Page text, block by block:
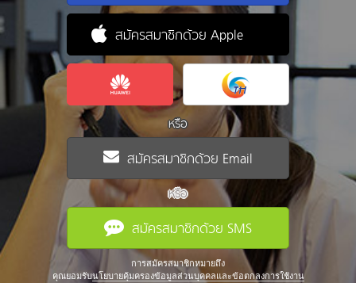
สมัครสมาชิกด้วย Apple
หรือ
สมัครสมาชิกด้วย Email
หรือ
สมัครสมาชิกด้วย SMS
การสมัครสมาชิกหมายถึง
คุณยอมรับนโยบายคุ้มครองข้อมูลส่วนบุคคลและข้อตกลงการใช้งาน